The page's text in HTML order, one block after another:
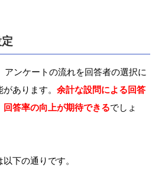
アンケートの流れを回答者の選択に
あります。 余計な設問による回答
答率の向上が期待できるでしょ
下の通りです。